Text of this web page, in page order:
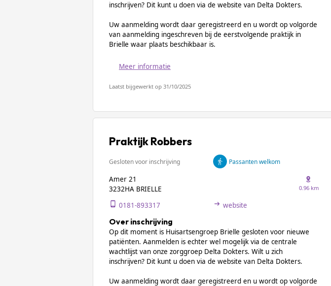
inschrijven? Dit kunt u doen via de website van Delta Dokters.
Uw aanmelding wordt daar geregistreerd en u wordt op volgorde
van aanmelding ingeschreven bij de eerstvolgende praktijk in
Brielle waar plaats beschikbaar is.
Meer informatie
Laatst bijgewerkt op 31/10/2025
Praktijk Robbers
Gesloten voor inschrijving Passanten welkom
Amer 21
3232HA BRIELLE
0.96 km
0181-893317 website
Over inschrijving
Op dit moment is Huisartsengroep Brielle gesloten voor nieuwe
patiënten. Aanmelden is echter wel mogelijk via de centrale
wachtlijst van onze zorggroep Delta Dokters. Wilt u zich
inschrijven? Dit kunt u doen via de website van Delta Dokters.
Uw aanmelding wordt daar geregistreerd en u wordt op volgorde